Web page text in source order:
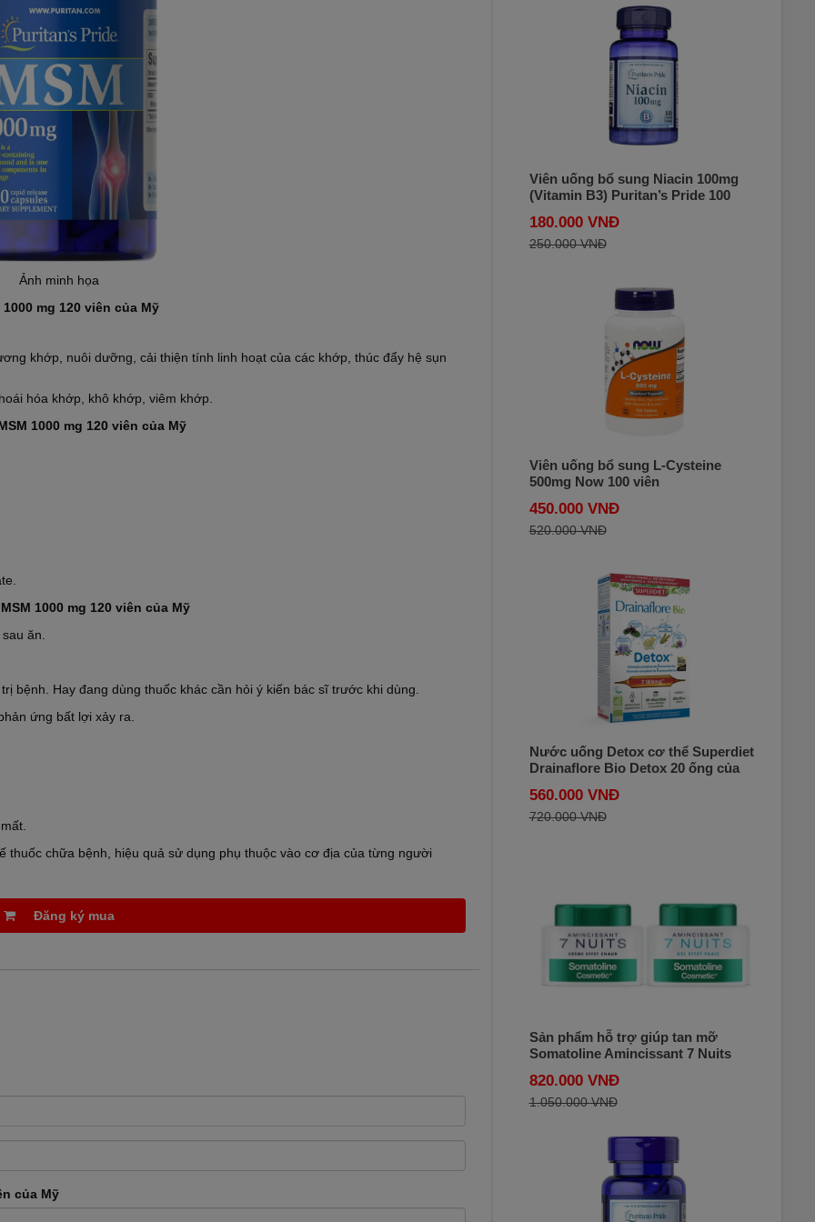
Ảnh minh họa
mg 120 viên của Mỹ
khớp, nuôi dưỡng, cải thiện tính linh hoạt của các khớp, thúc đẩy hệ sụn
hóa khớp, khô khớp, viêm khớp.
1000 mg 120 viên của Mỹ
1000 mg 120 viên của Mỹ
ăn.
bệnh. Hay đang dùng thuốc khác cần hỏi ý kiến bác sĩ trước khi dùng.
ứng bất lợi xảy ra.
thuốc chữa bệnh, hiệu quả sử dụng phụ thuộc vào cơ địa của từng người
Đăng ký mua
của Mỹ
Viên uống bổ sung Niacin 100mg
(Vitamin B3) Puritan’s Pride 100
180.000 VNĐ
250.000 VNĐ
Viên uống bổ sung L-Cysteine
500mg Now 100 viên
450.000 VNĐ
520.000 VNĐ
Nước uống Detox cơ thể Superdiet
Drainaflore Bio Detox 20 ống của
560.000 VNĐ
720.000 VNĐ
Sản phẩm hỗ trợ giúp tan mỡ
Somatoline Amincissant 7 Nuits
820.000 VNĐ
1.050.000 VNĐ